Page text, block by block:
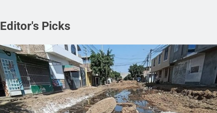
Editor's Picks
REGIONAL